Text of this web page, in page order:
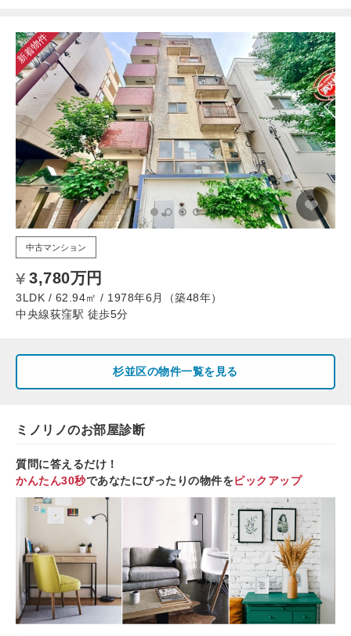
新着物件
中古マンション
3,780万円
3LDK / 62.94㎡ / 1978年6月（築48年）
中央線荻窪駅 徒歩5分
杉並区の物件一覧を見る
ミノリノのお部屋診断
質問に答えるだけ！
かんたん30秒であなたにぴったりの物件をピックアップ